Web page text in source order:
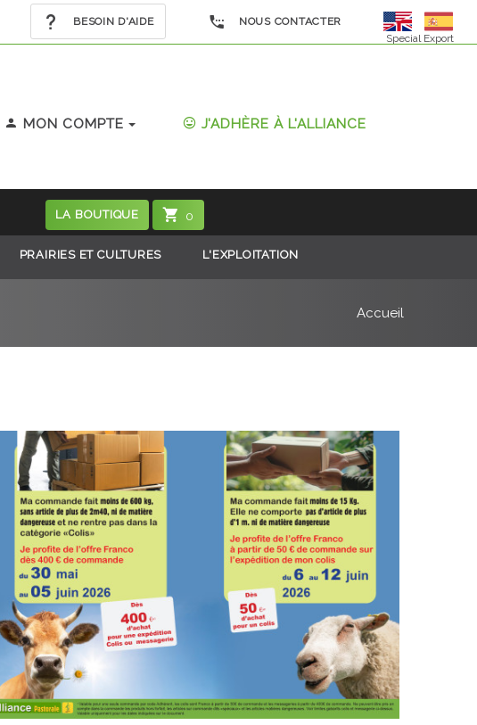
BESOIN D'AIDE
NOUS CONTACTER
Special Export
MON COMPTE J'ADHÈRE À L'ALLIANCE
LA BOUTIQUE 0
PRAIRIES ET CULTURES L'EXPLOITATION
Accueil